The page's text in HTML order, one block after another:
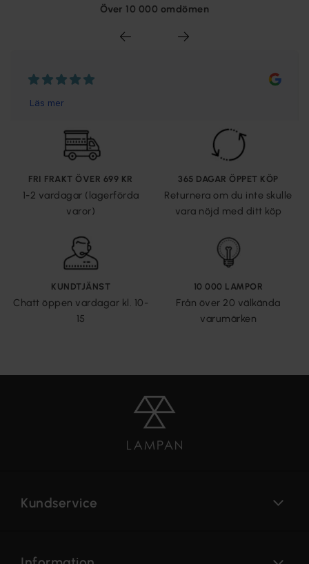
Över 10 000 omdömen
FRI FRAKT ÖVER 699 KR
1-2 vardagar (lagerförda
varor)
365 DAGAR ÖPPET KÖP
Returnera om du inte skulle
vara nöjd med ditt köp
KUNDTJÄNST
Chatt öppen vardagar kl. 10-
15
10 000 LAMPOR
Från över 20 välkända
varumärken
Kundservice